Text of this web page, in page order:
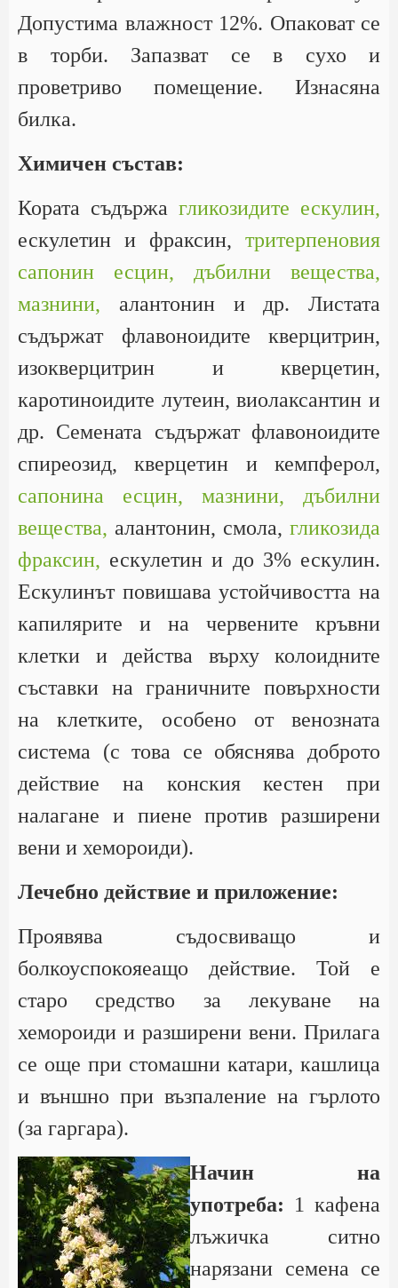
Допустима влажност 12%. Опаковат се
в торби. Запазват се в сухо и
проветриво помещение. Изнасяна
билка.
Химичен състав:
Кората съдържа гликозидите ескулин,
ескулетин и фраксин, тритерпеновия
сапонин есцин,
дъбилни вещества,
мазнини, алантонин и др. Листата
съдържат флавоноидите кверцитрин,
изокверцитрин и кверцетин,
каротиноидите лутеин, виолаксантин и
др. Семената съдържат флавоноидите
спиреозид, кверцетин и кемпферол,
сапонина есцин,
мазнини,
дъбилни
вещества, алантонин, смола, гликозида
фраксин, ескулетин и до 3% ескулин.
Ескулинът повишава устойчивостта на
капилярите и на червените кръвни
клетки и действа върху колоидните
съставки на граничните повърхности
на клетките, особено от венозната
система (с това се обяснява доброто
действие на конския кестен при
налагане и пиене против разширени
вени и хемороиди).
Лечебно действие и приложение:
Проявява съдосвиващо и
болкоуспокояеащо действие. Той е
старо средство за лекуване на
хемороиди и разширени вени. Прилага
се още при стомашни катари, кашлица
и външно при възпаление на гърлото
(за гаргара).
Начин на
употреба: 1 кафена
лъжичка ситно
нарязани семена се